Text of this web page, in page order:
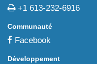
+1 613-232-6916
Communauté
Facebook
Développement